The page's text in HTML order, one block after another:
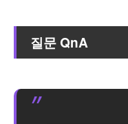
질문 QnA